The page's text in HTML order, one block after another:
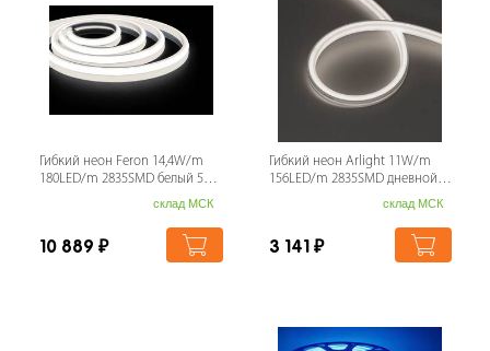
Гибкий неон Feron 14,4W/m
180LED/m 2835SMD белый 5M
склад МСК
10 889 ₽
Гибкий неон Arlight 11W/m
156LED/m 2835SMD дневной
белый 5M MOONLIGHT-TOP-U-
склад МСК
3 141 ₽